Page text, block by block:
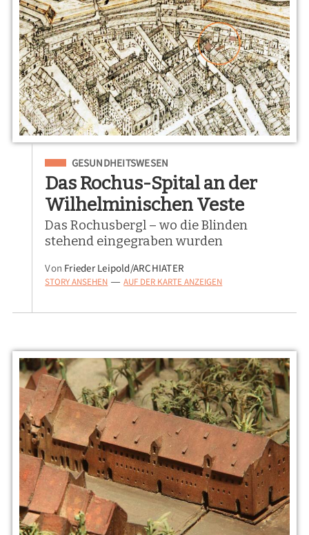
Eingeordnet unter
GESUNDHEITSWESEN
Das Rochus-Spital an der
Wilhelminischen Veste
Das Rochusbergl – wo die Blinden
stehend eingegraben wurden
Von Frieder Leipold/ARCHIATER
STORY ANSEHEN — AUF DER KARTE ANZEIGEN